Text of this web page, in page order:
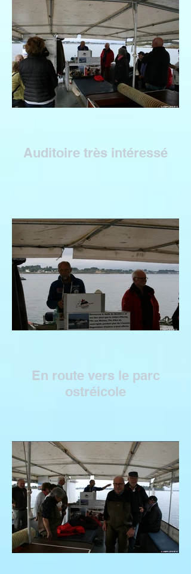
Auditoire très intéressé
En route vers le parc
ostréicole